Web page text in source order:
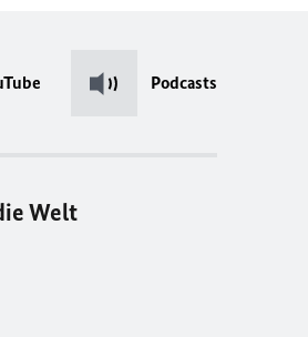
Podcasts
Welt